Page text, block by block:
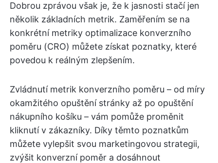
Dobrou zprávou však je, že k jasnosti stačí jen
několik základních metrik. Zaměřením se na
konkrétní metriky optimalizace konverzního
poměru (CRO) můžete získat poznatky, které
povedou k reálným zlepšením.
Zvládnutí metrik konverzního poměru – od míry
okamžitého opuštění stránky až po opuštění
nákupního košíku – vám pomůže proměnit
kliknutí v zákazníky. Díky těmto poznatkům
můžete vylepšit svou marketingovou strategii,
zvýšit konverzní poměr a dosáhnout